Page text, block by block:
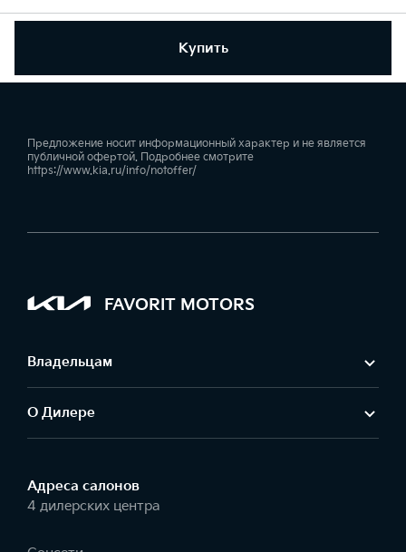
Купить
Предложение носит информационный характер и не является
публичной офертой. Подробнее смотрите
https://www.kia.ru/info/notoffer/
FAVORIT MOTORS
Владельцам
О Дилере
Адреса салонов
4 дилерских центра